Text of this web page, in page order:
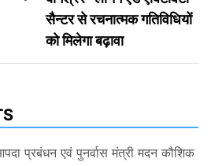
सैन्टर से रचनात्मक गतिविधियों
को मिलेगा बढ़ावा
प्रबंधन एवं पुनर्वास मंत्री मदन कौशिक